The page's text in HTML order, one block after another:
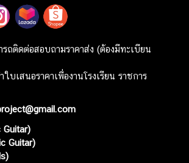
รถติดต่อสอบถามราคาส่ง (ต้องมีทะเบียน
ใบเสนอราคาเพื่องานโรงเรียน ราชการ
Guitar)
Guitar)